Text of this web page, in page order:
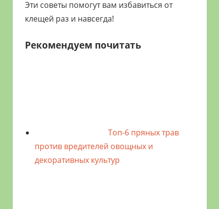
Эти советы помогут вам избавиться от
клещей раз и навсегда!
Рекомендуем почитать
Топ-6 пряных трав
против вредителей овощных и
декоративных культур